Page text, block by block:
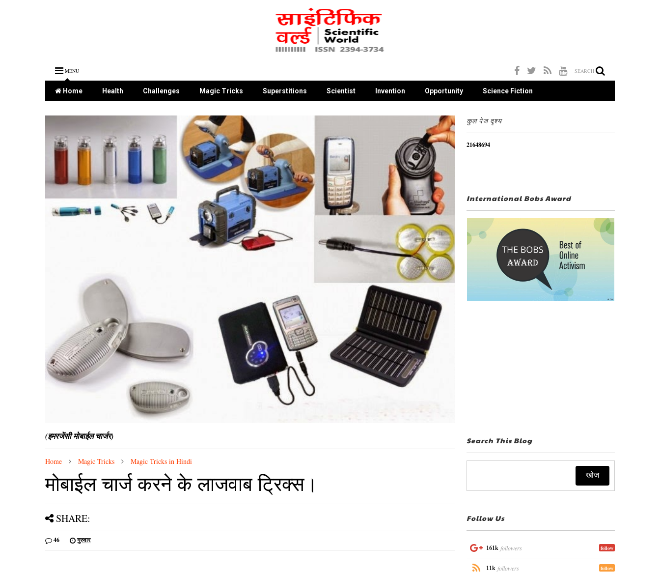
MENU SEARCH
Home Health Challenges Magic Tricks Superstitions Scientist Invention Opportunity Science Fiction
(इमरजेंसी मोबाईल चार्जर)
Home Magic Tricks Magic Tricks in Hindi
मोबाईल चार्ज करने के लाजवाब ट्रिक्‍स।
SHARE:
46 गुरुवार
कुल पेज दृश्य
21648694
International Bobs Award
Search This Blog
Follow Us
161k followers follow
11k followers follow